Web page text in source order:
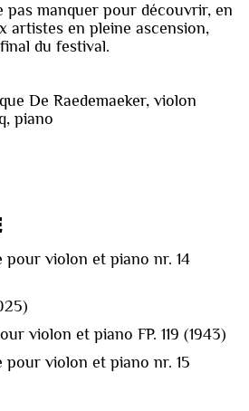
pas manquer pour découvrir, en
artistes en pleine ascension,
du festival.
De Raedemaeker, violon
piano
pour violon et piano nr. 14
violon et piano FP. 119 (1943)
pour violon et piano nr. 15